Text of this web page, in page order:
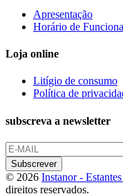
Apresentação
Horário de
Loja online
Litígio de consumo
Política de
subscreva a newsletter
© 2026 Instanor -
direitos reservados.